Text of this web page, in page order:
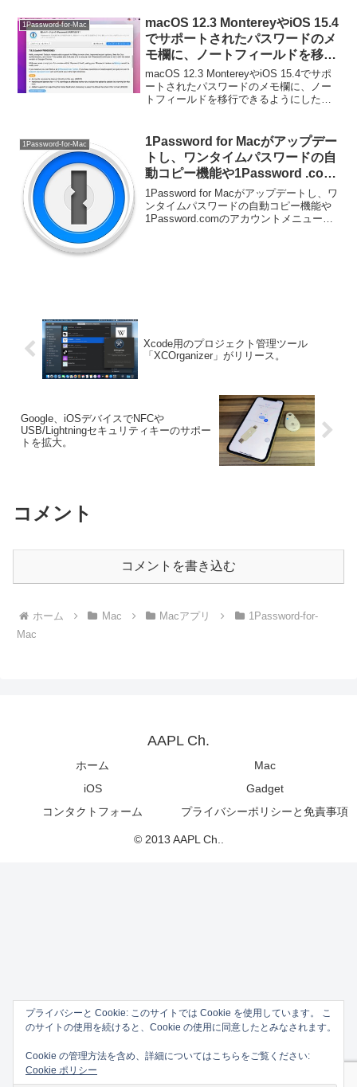
1Password-for-Mac
macOS 12.3 MontereyやiOS 15.4
でサポートされたパスワードのメ
モ欄に、ノートフィールドを移行
できるようにした「1Password
for Mac v7.9.3」がリリース。
macOS 12.3 MontereyやiOS 15.4でサポ
ートされたパスワードのメモ欄に、ノー
トフィールドを移行できるようにした
1Password-for-Mac
1Password for Macがアップデー
トし、ワンタイムパスワードの自
動コピー機能や1Password .com
のアカウントメニューを追加。
1Password for Macがアップデートし、ワ
ンタイムパスワードの自動コピー機能や
1Password.comのアカウントメニューを
Xcode用のプロジェクト管理ツール
「XCOrganizer」がリリース。
Google、iOSデバイスでNFCや
USB/Lightningセキュリティキーのサポー
トを拡大。
コメント
コメントを書き込む
ホーム Mac Macアプリ
1Password-for-
Mac
AAPL Ch.
ホーム
Mac
iOS
Gadget
コンタクトフォーム
プライバシーポリシーと免責事項
© 2013 AAPL Ch..
プライバシーと Cookie: このサイトでは Cookie を使用しています。 こ
のサイトの使用を続けると、Cookie の使用に同意したとみなされます。
Cookie の管理方法を含め、詳細についてはこちらをご覧ください:
Cookie ポリシー